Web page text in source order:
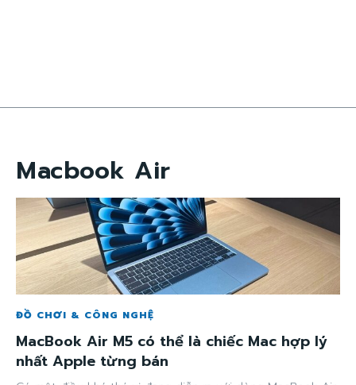
Macbook Air
ĐỒ CHƠI & CÔNG NGHỆ
MacBook Air M5 có thể là chiếc Mac hợp lý
nhất Apple từng bán